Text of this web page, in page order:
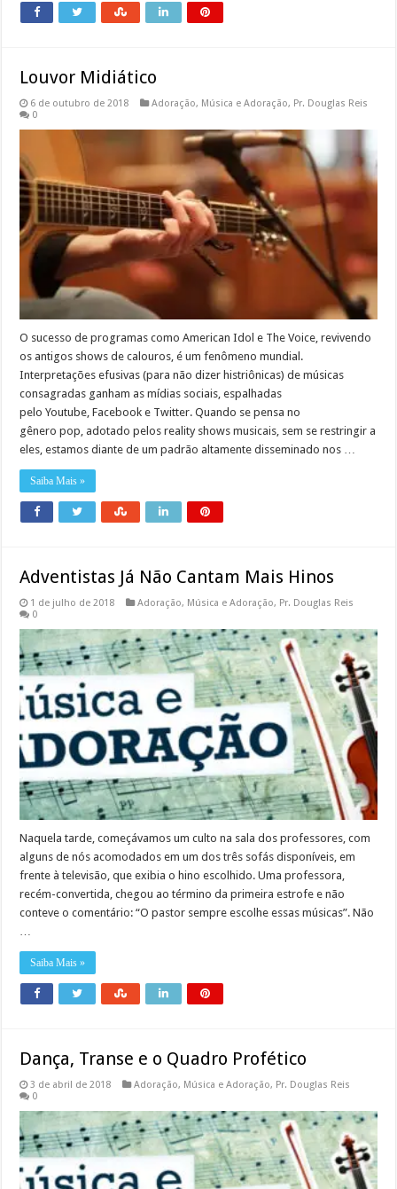
Louvor Midiático
6 de outubro de 2018 Adoração, Música e Adoração, Pr. Douglas Reis
0
O sucesso de programas como American Idol e The Voice, revivendo
os antigos shows de calouros, é um fenômeno mundial.
Interpretações efusivas (para não dizer histriônicas) de músicas
consagradas ganham as mídias sociais, espalhadas
pelo Youtube, Facebook e Twitter. Quando se pensa no
gênero pop, adotado pelos reality shows musicais, sem se restringir a
eles, estamos diante de um padrão altamente disseminado nos …
Saiba Mais »
Adventistas Já Não Cantam Mais Hinos
1 de julho de 2018 Adoração, Música e Adoração, Pr. Douglas Reis
0
Naquela tarde, começávamos um culto na sala dos professores, com
alguns de nós acomodados em um dos três sofás disponíveis, em
frente à televisão, que exibia o hino escolhido. Uma professora,
recém-convertida, chegou ao término da primeira estrofe e não
conteve o comentário: “O pastor sempre escolhe essas músicas”. Não
…
Saiba Mais »
Dança, Transe e o Quadro Profético
3 de abril de 2018 Adoração, Música e Adoração, Pr. Douglas Reis
0